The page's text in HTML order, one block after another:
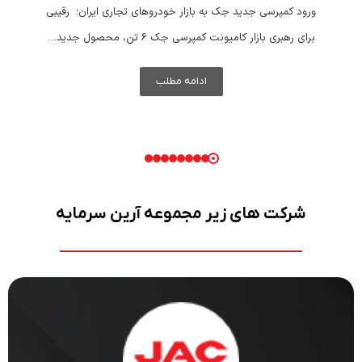
ورود کمپرسی جدید جک به بازار خودروهای تجاری ایران؛ رقیبی
برای رهبری بازار کامیونت کمپرسی جک 6 تن، محصول جدید…
ادامه مطلب
شرکت های زیر مجموعه آرین سرمایه
JAC MOTOR